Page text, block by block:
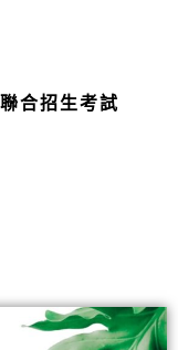
合招生考試